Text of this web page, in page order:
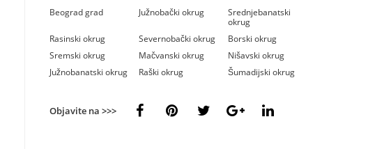
Beograd grad Južnobački okrug
Srednjebanatski
okrug
Rasinski okrug
Severnobački okrug
Borski okrug
Sremski okrug
Mačvanski okrug
Nišavski okrug
Južnobanatski okrug
Raški okrug Šumadijski okrug
Objavite na >>>